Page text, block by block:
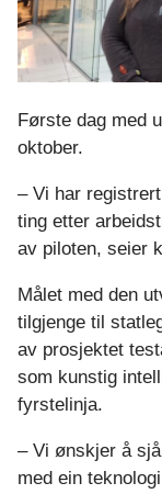
Første dag med
oktober.
– Vi har
ting etter
av piloten, seier
Målet med den
tilgjenge til
av prosjektet
som kunstig
fyrstelinja.
– Vi ønskjer å
med ein